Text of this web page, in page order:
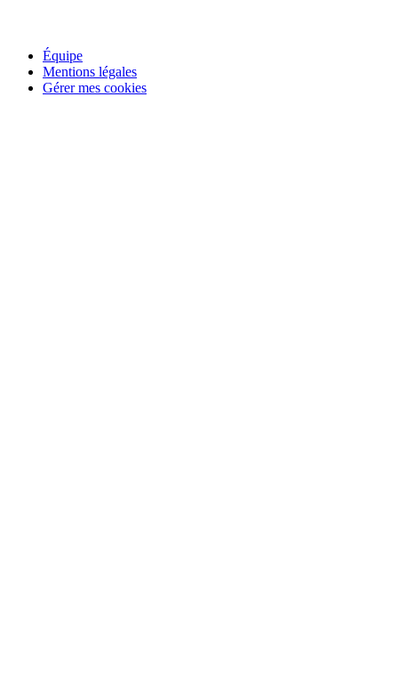
Équipe
Mentions légales
Gérer mes cookies